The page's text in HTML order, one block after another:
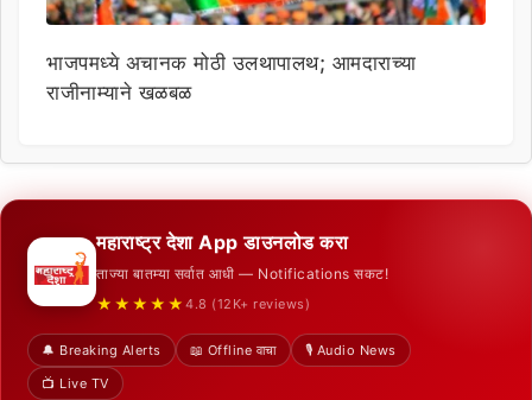
भाजपमध्ये अचानक मोठी उलथापालथ; आमदाराच्या
राजीनाम्याने खळबळ
महाराष्ट्र देशा App डाउनलोड करा
ताज्या बातम्या सर्वात आधी — Notifications सकट!
★★★★★ 4.8 (12K+ reviews)
🔔 Breaking Alerts 📖 Offline वाचा
🎙️ Audio News
📺 Live TV